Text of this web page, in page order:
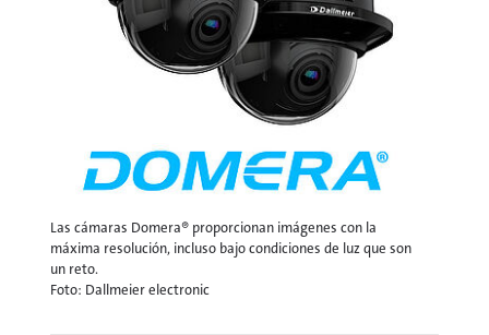
Las cámaras Domera® proporcionan imágenes con la
máxima resolución, incluso bajo condiciones de luz que son
un reto.
Foto: Dallmeier electronic